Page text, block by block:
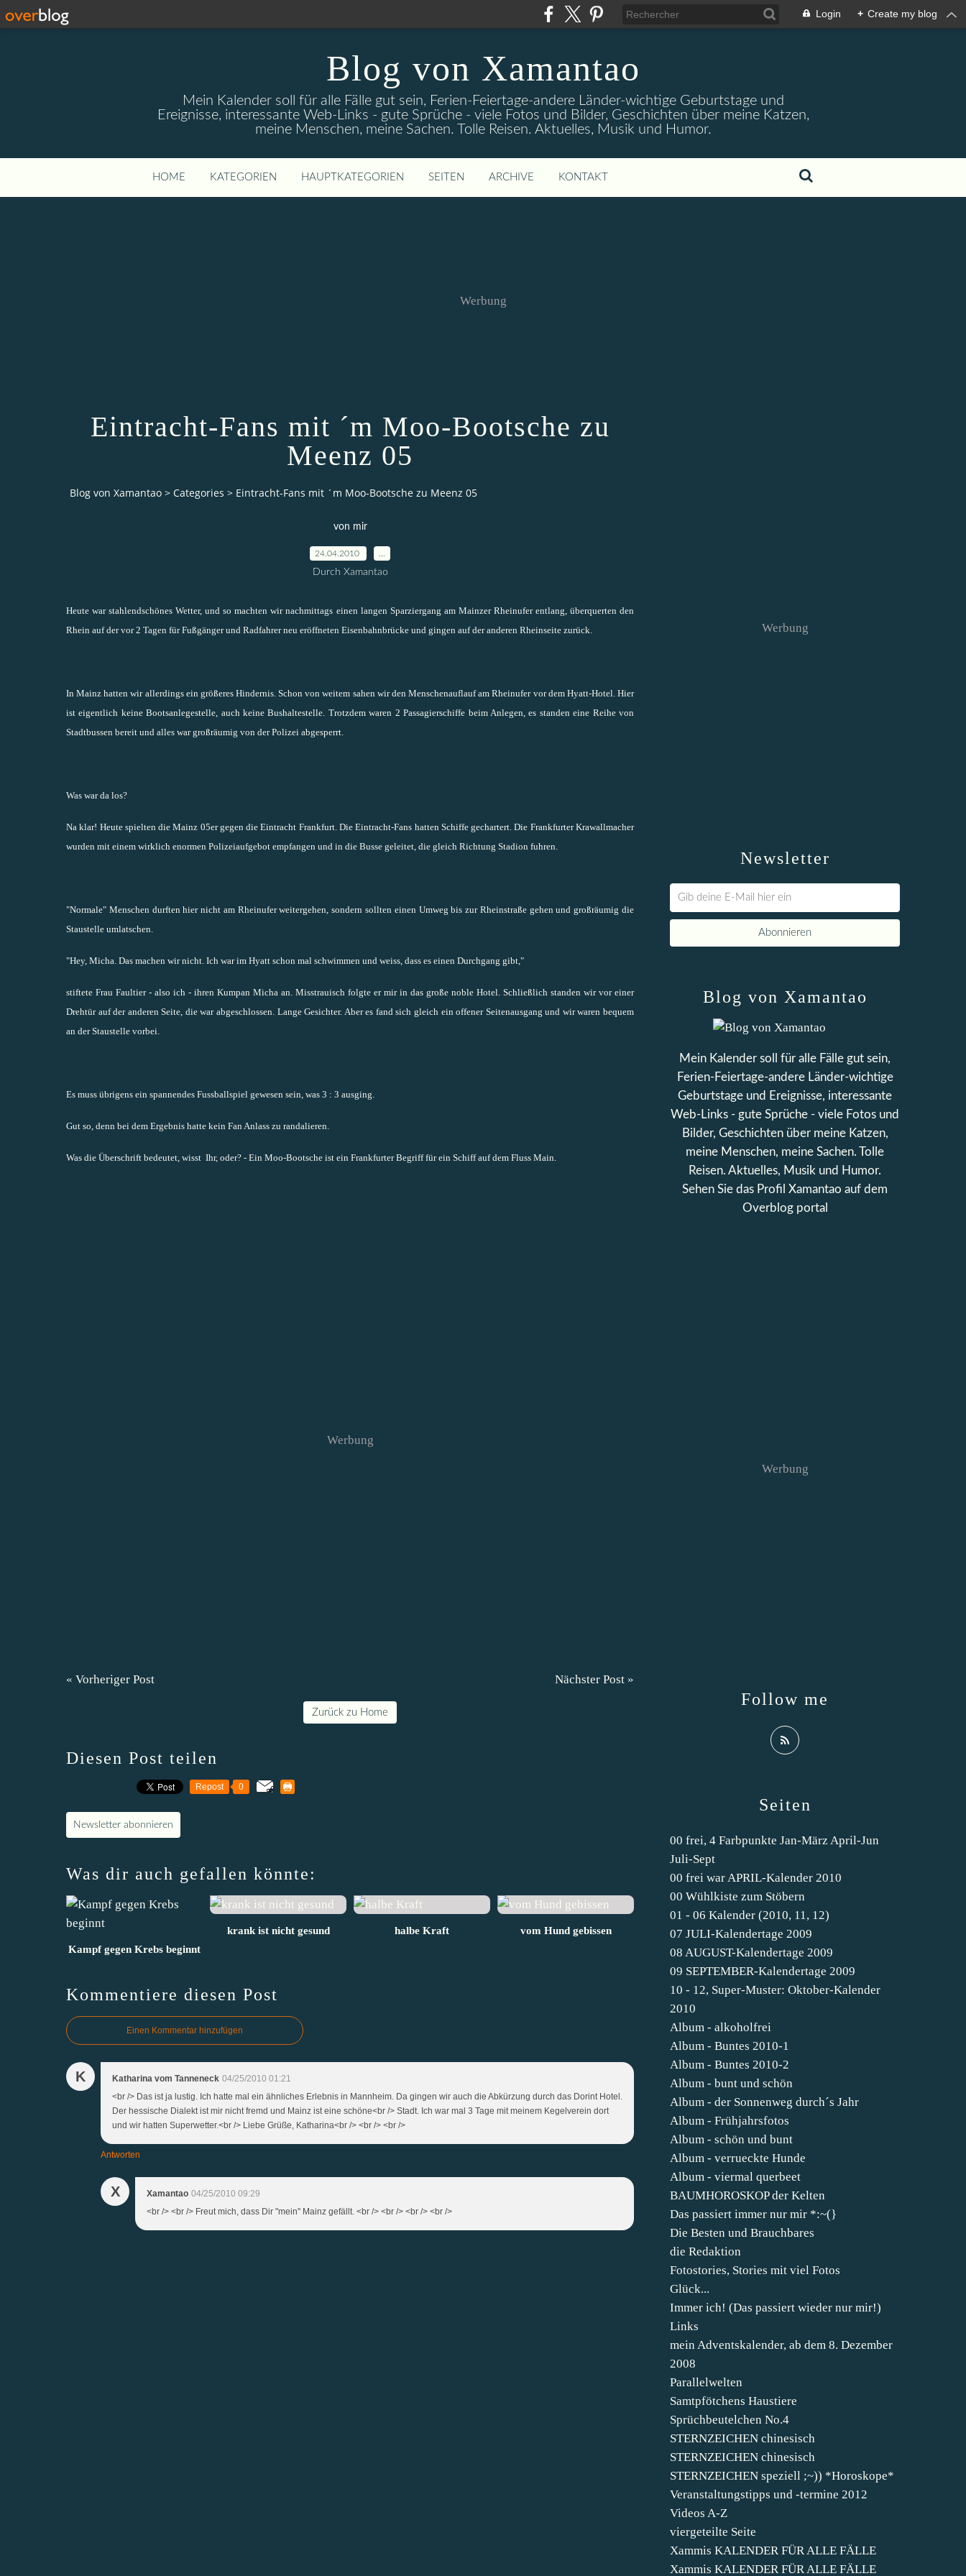
Login + Create my blog
Blog von Xamantao
Mein Kalender soll für alle Fälle gut sein, Ferien-Feiertage-andere Länder-wichtige Geburtstage und
Ereignisse, interessante Web-Links - gute Sprüche - viele Fotos und Bilder, Geschichten über meine Katzen,
meine Menschen, meine Sachen. Tolle Reisen. Aktuelles, Musik und Humor.
HOME KATEGORIEN HAUPTKATEGORIEN SEITEN ARCHIVE KONTAKT
Werbung
Eintracht-Fans mit ´m Moo-Bootsche zu
Meenz 05
Blog von Xamantao > Categories > Eintracht-Fans mit ´m Moo-Bootsche zu Meenz 05
von mir
24.04.2010
Durch Xamantao
Heute war stahlendschönes Wetter, und so machten wir nachmittags einen langen Sparziergang am Mainzer Rheinufer entlang, überquerten den
Rhein auf der vor 2 Tagen für Fußgänger und Radfahrer neu eröffneten Eisenbahnbrücke und gingen auf der anderen Rheinseite zurück.
In Mainz hatten wir allerdings ein größeres Hindernis. Schon von weitem sahen wir den Menschenauflauf am Rheinufer vor dem Hyatt-Hotel. Hier
ist eigentlich keine Bootsanlegestelle, auch keine Bushaltestelle. Trotzdem waren 2 Passagierschiffe beim Anlegen, es standen eine Reihe von
Stadtbussen bereit und alles war großräumig von der Polizei abgesperrt.
Was war da los?
Na klar! Heute spielten die Mainz 05er gegen die Eintracht Frankfurt. Die Eintracht-Fans hatten Schiffe gechartert. Die Frankfurter Krawallmacher
wurden mit einem wirklich enormen Polizeiaufgebot empfangen und in die Busse geleitet, die gleich Richtung Stadion fuhren.
"Normale" Menschen durften hier nicht am Rheinufer weitergehen, sondern sollten einen Umweg bis zur Rheinstraße gehen und großräumig die
Staustelle umlatschen.
"Hey, Micha. Das machen wir nicht. Ich war im Hyatt schon mal schwimmen und weiss, dass es einen Durchgang gibt,"
stiftete Frau Faultier - also ich - ihren Kumpan Micha an. Misstrauisch folgte er mir in das große noble Hotel. Schließlich standen wir vor einer
Drehtür auf der anderen Seite, die war abgeschlossen. Lange Gesichter. Aber es fand sich gleich ein offener Seitenausgang und wir waren bequem
an der Staustelle vorbei.
Es muss übrigens ein spannendes Fussballspiel gewesen sein, was 3 : 3 ausging.
Gut so, denn bei dem Ergebnis hatte kein Fan Anlass zu randalieren.
Was die Überschrift bedeutet, wisst Ihr, oder? - Ein Moo-Bootsche ist ein Frankfurter Begriff für ein Schiff auf dem Fluss Main.
Werbung
« Vorheriger Post Nächster Post »
Zurück zu Home
Diesen Post teilen
Repost 0
Newsletter abonnieren
Was dir auch gefallen könnte:
Kampf gegen Krebs beginnt
krank ist nicht gesund halbe Kraft vom Hund gebissen
Kommentiere diesen Post
Einen Kommentar hinzufügen
K Katharina vom Tanneneck 04/25/2010 01:21
<br /> Das ist ja lustig. Ich hatte mal ein ähnliches Erlebnis in Mannheim. Da gingen wir auch die Abkürzung durch das Dorint Hotel.
Der hessische Dialekt ist mir nicht fremd und Mainz ist eine schöne<br /> Stadt. Ich war mal 3 Tage mit meinem Kegelverein dort
und wir hatten Superwetter.<br /> Liebe Grüße, Katharina<br /> <br /> <br />
Antworten
X Xamantao 04/25/2010 09:29
<br /> <br /> Freut mich, dass Dir "mein" Mainz gefällt. <br /> <br /> <br /> <br />
Newsletter
Werbung
Seiten
00 frei, 4 Farbpunkte Jan-März April-Jun
Juli-Sept
00 frei war APRIL-Kalender 2010
00 Wühlkiste zum Stöbern
01 - 06 Kalender (2010, 11, 12)
07 JULI-Kalendertage 2009
08 AUGUST-Kalendertage 2009
09 SEPTEMBER-Kalendertage 2009
10 - 12, Super-Muster: Oktober-Kalender
2010
Album - alkoholfrei
Album - Buntes 2010-1
Album - Buntes 2010-2
Album - bunt und schön
Album - der Sonnenweg durch´s Jahr
Album - Frühjahrsfotos
Album - schön und bunt
Album - verrueckte Hunde
Album - viermal querbeet
BAUMHOROSKOP der Kelten
Das passiert immer nur mir *:~(}
Die Besten und Brauchbares
die Redaktion
Fotostories, Stories mit viel Fotos
Glück...
Immer ich! (Das passiert wieder nur mir!)
Links
mein Adventskalender, ab dem 8. Dezember
2008
Parallelwelten
Samtpfötchens Haustiere
Sprüchbeutelchen No.4
STERNZEICHEN chinesisch
STERNZEICHEN chinesisch
STERNZEICHEN speziell ;~)) *Horoskope*
Veranstaltungstipps und -termine 2012
Videos A-Z
viergeteilte Seite
Xammis KALENDER FÜR ALLE FÄLLE
Xammis KALENDER FÜR ALLE FÄLLE
Blog von Xamantao
Mein Kalender soll für alle Fälle gut sein,
Ferien-Feiertage-andere Länder-wichtige
Geburtstage und Ereignisse, interessante
Web-Links - gute Sprüche - viele Fotos und
Bilder, Geschichten über meine Katzen,
meine Menschen, meine Sachen. Tolle
Reisen. Aktuelles, Musik und Humor.
Sehen Sie das Profil Xamantao auf dem
Overblog portal
Follow me
Werbung